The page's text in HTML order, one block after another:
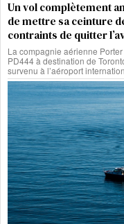
Un vol complètement
de mettre sa ceinture
contraints de quitter
La compagnie aérienne
PD444 à destination de
survenu à l’aéroport